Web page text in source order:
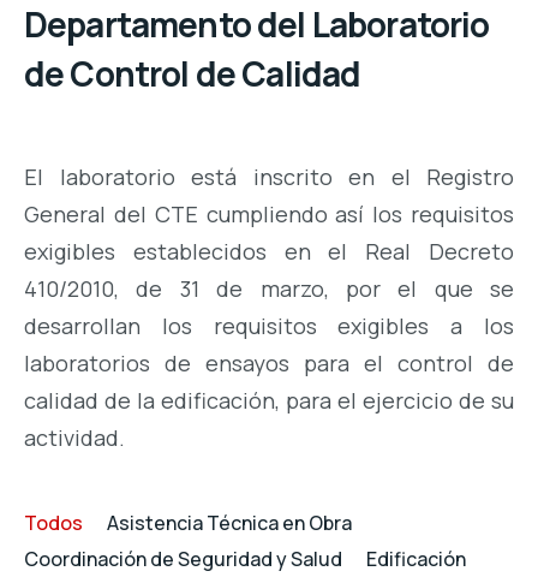
Departamento del Laboratorio
de Control de Calidad
El laboratorio está inscrito en el Registro
General del CTE cumpliendo así los requisitos
exigibles establecidos en el Real Decreto
410/2010, de 31 de marzo, por el que se
desarrollan los requisitos exigibles a los
laboratorios de ensayos para el control de
calidad de la edificación, para el ejercicio de su
actividad.
Todos
Asistencia Técnica en Obra
Coordinación de Seguridad y Salud
Edificación